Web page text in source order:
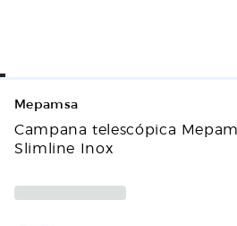
Mepamsa
Campana telescópica
Slimline Inox